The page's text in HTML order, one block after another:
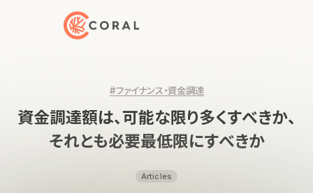
トップページへ戻る
#ファイナンス・資金調達
資金調達額は、可能な限り多くすべきか、
それとも必要最低限にすべきか
Articles